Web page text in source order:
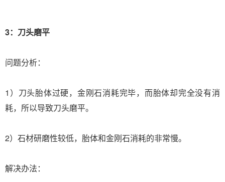
3：刀头磨平
问题分析：
1）刀头胎体过硬，金刚石消耗完毕，而胎体却完全没有消
耗，所以导致刀头磨平。
2）石材研磨性较低，胎体和金刚石消耗的非常慢。
解决办法：